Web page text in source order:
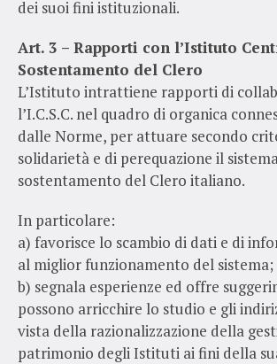
dei suoi fini istituzionali.
Art. 3 – Rapporti con l’Istituto
Sostentamento del Clero
L’Istituto intrattiene rapporti di
l’I.C.S.C. nel quadro di organica
dalle Norme, per attuare secondo
solidarietà e di perequazione il
sostentamento del Clero italiano.
In particolare:
a) favorisce lo scambio di dati e di
al miglior funzionamento del sistema;
b) segnala esperienze ed offre
possono arricchire lo studio e gli
vista della razionalizzazione della
patrimonio degli Istituti ai fini della